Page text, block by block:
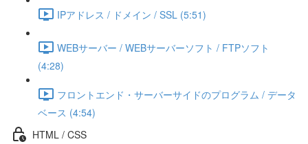
IPアドレス / ドメイン / SSL (5:51)
WEBサーバー / WEBサーバーソフト / FTPソフト
(4:28)
フロントエンド・サーバーサイドのプログラム / データ
ベース (4:54)
HTML / CSS